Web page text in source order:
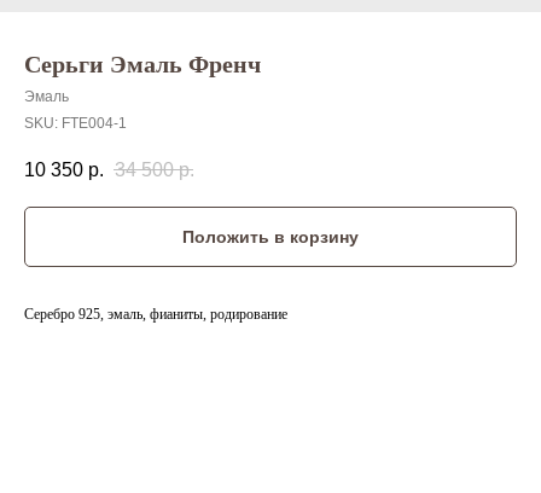
Серьги Эмаль Френч
Эмаль
SKU: FTE004-1
10 350 р. 34 500 р.
Положить в корзину
Серебро 925, эмаль, фианиты, родирование